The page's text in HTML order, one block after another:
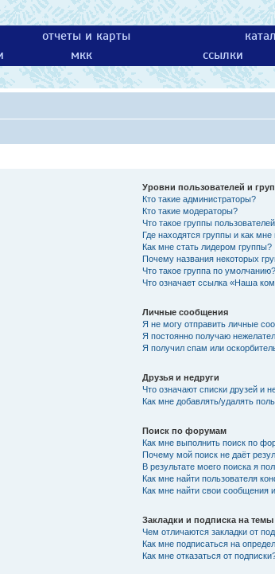
отчеты и карты
мкк ссылки
Уровни пользователей и
Кто такие администраторы?
Кто такие модераторы?
Что такое группы
Где находятся группы и как мне
Как мне стать лидером группы?
Почему названия некоторых
Что такое группа по умолчанию?
Что означает ссылка «Наша
Личные сообщения
Я не могу отправить личные
Я постоянно получаю
Я получил спам или
Друзья и недруги
Что означают списки друзей и
Как мне добавлять/удалять
Поиск по форумам
Как мне выполнить поиск по
Почему мой поиск не даёт
В результате моего поиска я
Как мне найти пользователя
Как мне найти свои сообщения
Закладки и подписка на темы
Чем отличаются закладки от
Как мне подписаться на
Как мне отказаться от